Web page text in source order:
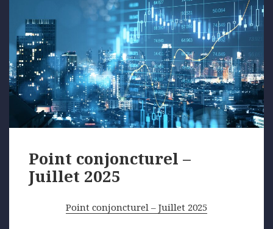
Point conjoncturel –
Juillet 2025
Point conjoncturel – Juillet 2025